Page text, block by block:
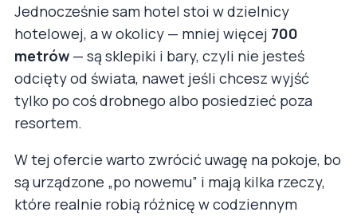
Jednocześnie sam hotel stoi w dzielnicy
hotelowej, a w okolicy — mniej więcej 700
metrów — są sklepiki i bary, czyli nie jesteś
odcięty od świata, nawet jeśli chcesz wyjść
tylko po coś drobnego albo posiedzieć poza
resortem.
W tej ofercie warto zwrócić uwagę na pokoje, bo
są urządzone „po nowemu” i mają kilka rzeczy,
które realnie robią różnicę w codziennym